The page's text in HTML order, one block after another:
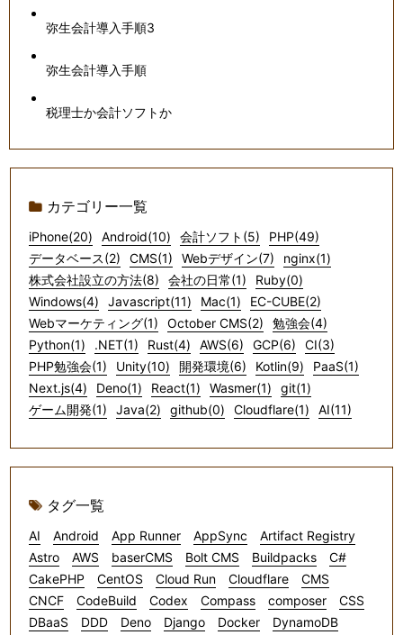
弥生会計導入手順3
弥生会計導入手順
税理士か会計ソフトか
カテゴリー一覧
iPhone(20) Android(10) 会計ソフト(5)
PHP(49)
データベース(2)
CMS(1) Webデザイン(7)
nginx(1)
株式会社設立の方法(8)
会社の日常(1)
Ruby(0)
Windows(4)
Javascript(11) Mac(1)
EC-CUBE(2)
Webマーケティング(1)
October CMS(2)
勉強会(4)
Python(1)
.NET(1) Rust(4) AWS(6) GCP(6)
CI(3)
PHP勉強会(1)
Unity(10) 開発環境(6) Kotlin(9)
PaaS(1)
Next.js(4)
Deno(1) React(1) Wasmer(1)
git(1)
ゲーム開発(1)
Java(2) github(0) Cloudflare(1) AI(11)
タグ一覧
AI Android App Runner AppSync
Artifact Registry
Astro
AWS baserCMS Bolt CMS Buildpacks
C#
CakePHP
CentOS Cloud Run Cloudflare
CMS
CNCF
CodeBuild Codex Compass composer
CSS
DBaaS
DDD Deno Django Docker
DynamoDB